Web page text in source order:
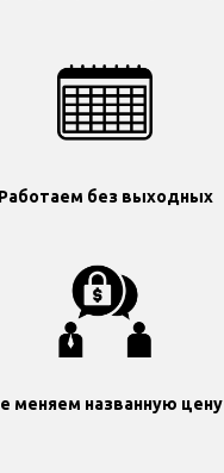
Работаем без выходных
меняем названную цену